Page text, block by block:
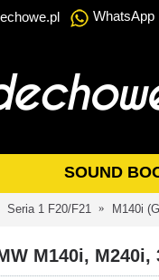
WhatsApp
SOUND
Seria 1 F20/F21 M140i
M140i,